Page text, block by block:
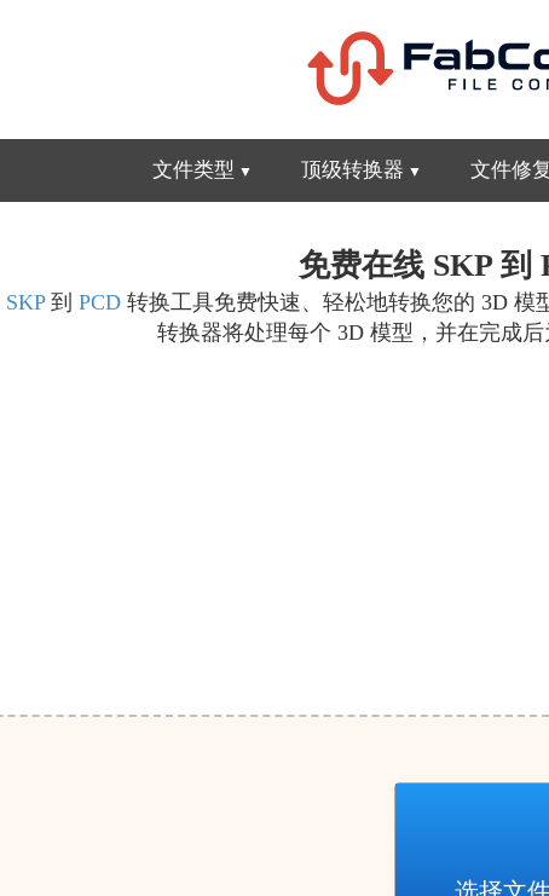
文件类型 顶级转换器 文件修复
免费在线 SKP 到
SKP到 PCD 转换工具免费快速、轻松地转换您的 3D 模
转换器将处理每个 3D 模型，并在完成